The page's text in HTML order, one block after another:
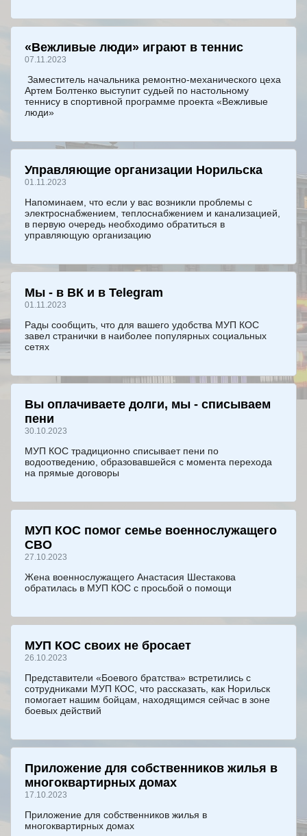
«Вежливые люди» играют в теннис
07.11.2023
Заместитель начальника ремонтно-механического цеха
Артем Болтенко выступит судьей по настольному
теннису в спортивной программе проекта «Вежливые
люди»
Управляющие организации Норильска
01.11.2023
Напоминаем, что если у вас возникли проблемы с
электроснабжением, теплоснабжением и канализацией,
в первую очередь необходимо обратиться в
управляющую организацию
Мы - в ВК и в Telegram
01.11.2023
Рады сообщить, что для вашего удобства МУП КОС
завел странички в наиболее популярных социальных
сетях
Вы оплачиваете долги, мы - списываем
пени
30.10.2023
МУП КОС традиционно списывает пени по
водоотведению, образовавшейся с момента перехода
на прямые договоры
МУП КОС помог семье военнослужащего
СВО
27.10.2023
Жена военнослужащего Анастасия Шестакова
обратилась в МУП КОС с просьбой о помощи
МУП КОС своих не бросает
26.10.2023
Представители «Боевого братства» встретились с
сотрудниками МУП КОС, что рассказать, как Норильск
помогает нашим бойцам, находящимся сейчас в зоне
боевых действий
Приложение для собственников жилья в
многоквартирных домах
17.10.2023
Приложение для собственников жилья в
многоквартирных домах